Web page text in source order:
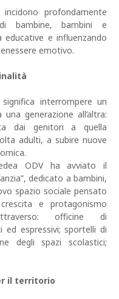
profondamente
bambine, bambini e
e influenzando
emotivo.
interrompere un
generazione all’altra:
dai genitori a quella
adulti, a subire nuove
ODV ha avviato il
dedicato a bambini,
spazio sociale pensato
e protagonismo
officine di
ed espressivi; sportelli di
degli spazi scolastici;
il territorio